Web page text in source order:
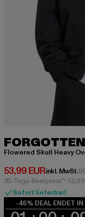
Flowered Skull Heavy
53,99 EUR
Derzeitiger Preis:
inkl. MwSt.
30-Tage-Bestpreis**: 52,99
Sofort lieferbar!
-46% DEAL ENDET IN